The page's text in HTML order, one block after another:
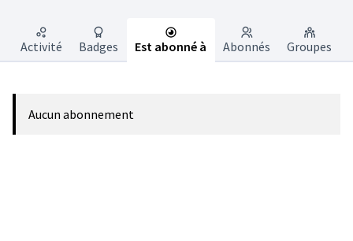
Activité Badges Est abonné à Abonnés Groupes
Aucun abonnement